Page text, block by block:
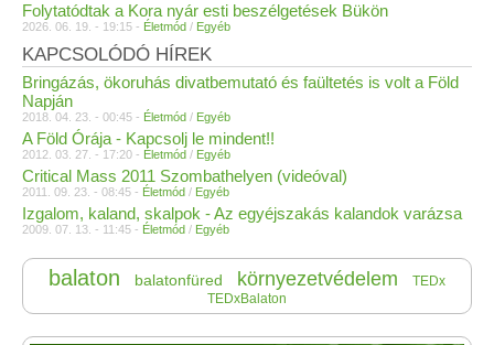
Folytatódtak a Kora nyár esti beszélgetések Bükön
2026. 06. 19. - 19:15 - Életmód / Egyéb
KAPCSOLÓDÓ HÍREK
Bringázás, ökoruhás divatbemutató és faültetés is volt a Föld
Napján
2018. 04. 23. - 00:45 - Életmód / Egyéb
A Föld Órája - Kapcsolj le mindent!!
2012. 03. 27. - 17:20 - Életmód / Egyéb
Critical Mass 2011 Szombathelyen (videóval)
2011. 09. 23. - 08:45 - Életmód / Egyéb
Izgalom, kaland, skalpok - Az egyéjszakás kalandok varázsa
2009. 07. 13. - 11:45 - Életmód / Egyéb
balaton balatonfüred környezetvédelem
TEDx
TEDxBalaton